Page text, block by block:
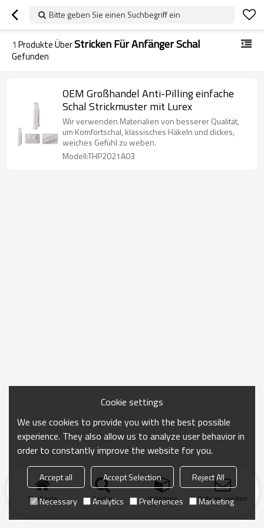
Bitte geben Sie einen Suchbegriff ein
1 Produkte ÜberStricken Für Anfänger Schal
Gefunden
OEM Großhandel Anti-Pilling einfache
Schal Strickmuster mit Lurex
Wir verwenden Materialien von besserer Qualität,
um Komfortschal, klassisches Häkeln und dickes,
weiches Gefühl zu weben.
Modell:THP2021A03
Startseite Suche Kategorie Anfrage senden
Cookie settings
We use cookies to provide you with the best possible
experience. They also allow us to analyze user behavior in
order to constantly improve the website for you.
Accept all Accept Selection
Reject All
Necessary
Analytics Preferences Marketing